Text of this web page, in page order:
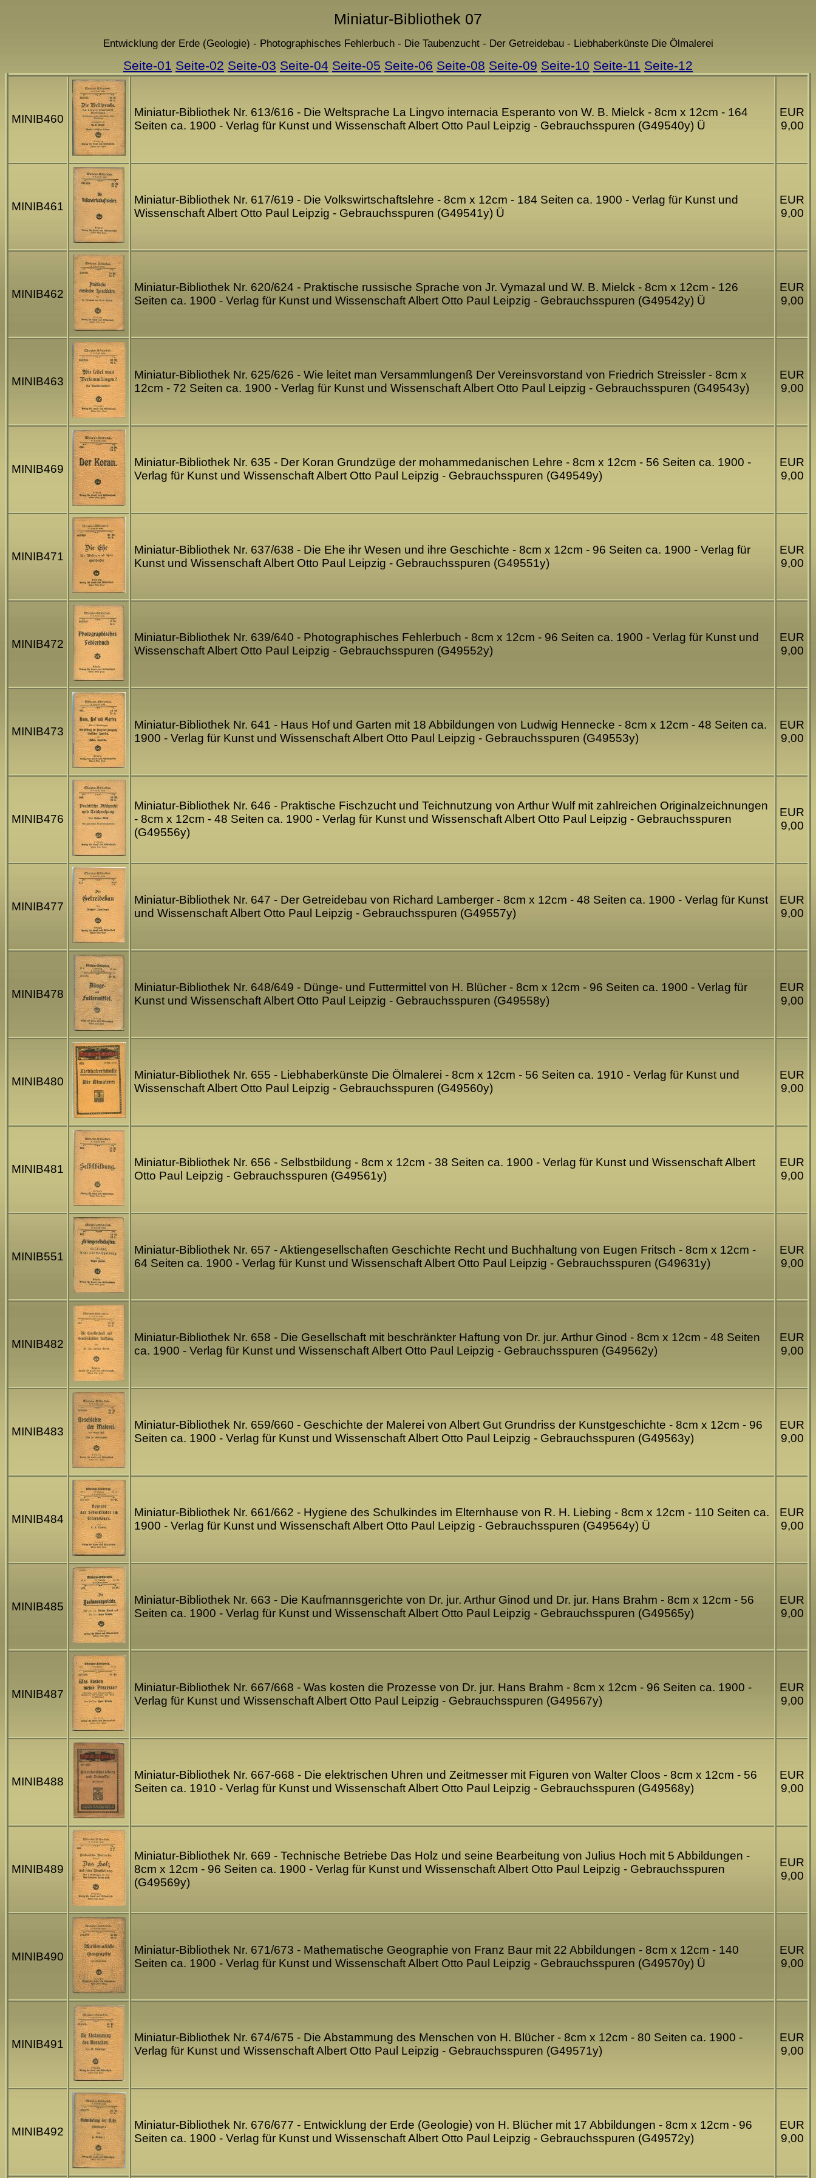
Miniatur-Bibliothek 07
Entwicklung der Erde (Geologie) - Photographisches Fehlerbuch - Die Taubenzucht - Der Getreidebau - Liebhaberkünste Die Ölmalerei
Seite-01 Seite-02 Seite-03 Seite-04 Seite-05 Seite-06 Seite-08 Seite-09 Seite-10 Seite-11 Seite-12
MINIB460
Miniatur-Bibliothek Nr. 613/616 - Die Weltsprache La Lingvo internacia Esperanto von W. B. Mielck - 8cm x 12cm - 164
Seiten ca. 1900 - Verlag für Kunst und Wissenschaft Albert Otto Paul Leipzig - Gebrauchsspuren (G49540y) Ü
EUR
9,00
MINIB461
Miniatur-Bibliothek Nr. 617/619 - Die Volkswirtschaftslehre - 8cm x 12cm - 184 Seiten ca. 1900 - Verlag für Kunst und
Wissenschaft Albert Otto Paul Leipzig - Gebrauchsspuren (G49541y) Ü
EUR
9,00
MINIB462
Miniatur-Bibliothek Nr. 620/624 - Praktische russische Sprache von Jr. Vymazal und W. B. Mielck - 8cm x 12cm - 126
Seiten ca. 1900 - Verlag für Kunst und Wissenschaft Albert Otto Paul Leipzig - Gebrauchsspuren (G49542y) Ü
EUR
9,00
MINIB463
Miniatur-Bibliothek Nr. 625/626 - Wie leitet man Versammlungenß Der Vereinsvorstand von Friedrich Streissler - 8cm x
12cm - 72 Seiten ca. 1900 - Verlag für Kunst und Wissenschaft Albert Otto Paul Leipzig - Gebrauchsspuren (G49543y)
EUR
9,00
MINIB469
Miniatur-Bibliothek Nr. 635 - Der Koran Grundzüge der mohammedanischen Lehre - 8cm x 12cm - 56 Seiten ca. 1900 -
Verlag für Kunst und Wissenschaft Albert Otto Paul Leipzig - Gebrauchsspuren (G49549y)
EUR
9,00
MINIB471
Miniatur-Bibliothek Nr. 637/638 - Die Ehe ihr Wesen und ihre Geschichte - 8cm x 12cm - 96 Seiten ca. 1900 - Verlag für
Kunst und Wissenschaft Albert Otto Paul Leipzig - Gebrauchsspuren (G49551y)
EUR
9,00
MINIB472
Miniatur-Bibliothek Nr. 639/640 - Photographisches Fehlerbuch - 8cm x 12cm - 96 Seiten ca. 1900 - Verlag für Kunst und
Wissenschaft Albert Otto Paul Leipzig - Gebrauchsspuren (G49552y)
EUR
9,00
MINIB473
Miniatur-Bibliothek Nr. 641 - Haus Hof und Garten mit 18 Abbildungen von Ludwig Hennecke - 8cm x 12cm - 48 Seiten ca.
1900 - Verlag für Kunst und Wissenschaft Albert Otto Paul Leipzig - Gebrauchsspuren (G49553y)
EUR
9,00
MINIB476
Miniatur-Bibliothek Nr. 646 - Praktische Fischzucht und Teichnutzung von Arthur Wulf mit zahlreichen Originalzeichnungen
- 8cm x 12cm - 48 Seiten ca. 1900 - Verlag für Kunst und Wissenschaft Albert Otto Paul Leipzig - Gebrauchsspuren
(G49556y)
EUR
9,00
MINIB477
Miniatur-Bibliothek Nr. 647 - Der Getreidebau von Richard Lamberger - 8cm x 12cm - 48 Seiten ca. 1900 - Verlag für Kunst
und Wissenschaft Albert Otto Paul Leipzig - Gebrauchsspuren (G49557y)
EUR
9,00
MINIB478
Miniatur-Bibliothek Nr. 648/649 - Dünge- und Futtermittel von H. Blücher - 8cm x 12cm - 96 Seiten ca. 1900 - Verlag für
Kunst und Wissenschaft Albert Otto Paul Leipzig - Gebrauchsspuren (G49558y)
EUR
9,00
MINIB480
Miniatur-Bibliothek Nr. 655 - Liebhaberkünste Die Ölmalerei - 8cm x 12cm - 56 Seiten ca. 1910 - Verlag für Kunst und
Wissenschaft Albert Otto Paul Leipzig - Gebrauchsspuren (G49560y)
EUR
9,00
MINIB481
Miniatur-Bibliothek Nr. 656 - Selbstbildung - 8cm x 12cm - 38 Seiten ca. 1900 - Verlag für Kunst und Wissenschaft Albert
Otto Paul Leipzig - Gebrauchsspuren (G49561y)
EUR
9,00
MINIB551
Miniatur-Bibliothek Nr. 657 - Aktiengesellschaften Geschichte Recht und Buchhaltung von Eugen Fritsch - 8cm x 12cm -
64 Seiten ca. 1900 - Verlag für Kunst und Wissenschaft Albert Otto Paul Leipzig - Gebrauchsspuren (G49631y)
EUR
9,00
MINIB482
Miniatur-Bibliothek Nr. 658 - Die Gesellschaft mit beschränkter Haftung von Dr. jur. Arthur Ginod - 8cm x 12cm - 48 Seiten
ca. 1900 - Verlag für Kunst und Wissenschaft Albert Otto Paul Leipzig - Gebrauchsspuren (G49562y)
EUR
9,00
MINIB483
Miniatur-Bibliothek Nr. 659/660 - Geschichte der Malerei von Albert Gut Grundriss der Kunstgeschichte - 8cm x 12cm - 96
Seiten ca. 1900 - Verlag für Kunst und Wissenschaft Albert Otto Paul Leipzig - Gebrauchsspuren (G49563y)
EUR
9,00
MINIB484
Miniatur-Bibliothek Nr. 661/662 - Hygiene des Schulkindes im Elternhause von R. H. Liebing - 8cm x 12cm - 110 Seiten ca.
1900 - Verlag für Kunst und Wissenschaft Albert Otto Paul Leipzig - Gebrauchsspuren (G49564y) Ü
EUR
9,00
MINIB485
Miniatur-Bibliothek Nr. 663 - Die Kaufmannsgerichte von Dr. jur. Arthur Ginod und Dr. jur. Hans Brahm - 8cm x 12cm - 56
Seiten ca. 1900 - Verlag für Kunst und Wissenschaft Albert Otto Paul Leipzig - Gebrauchsspuren (G49565y)
EUR
9,00
MINIB487
Miniatur-Bibliothek Nr. 667/668 - Was kosten die Prozesse von Dr. jur. Hans Brahm - 8cm x 12cm - 96 Seiten ca. 1900 -
Verlag für Kunst und Wissenschaft Albert Otto Paul Leipzig - Gebrauchsspuren (G49567y)
EUR
9,00
MINIB488
Miniatur-Bibliothek Nr. 667-668 - Die elektrischen Uhren und Zeitmesser mit Figuren von Walter Cloos - 8cm x 12cm - 56
Seiten ca. 1910 - Verlag für Kunst und Wissenschaft Albert Otto Paul Leipzig - Gebrauchsspuren (G49568y)
EUR
9,00
MINIB489
Miniatur-Bibliothek Nr. 669 - Technische Betriebe Das Holz und seine Bearbeitung von Julius Hoch mit 5 Abbildungen -
8cm x 12cm - 96 Seiten ca. 1900 - Verlag für Kunst und Wissenschaft Albert Otto Paul Leipzig - Gebrauchsspuren
(G49569y)
EUR
9,00
MINIB490
Miniatur-Bibliothek Nr. 671/673 - Mathematische Geographie von Franz Baur mit 22 Abbildungen - 8cm x 12cm - 140
Seiten ca. 1900 - Verlag für Kunst und Wissenschaft Albert Otto Paul Leipzig - Gebrauchsspuren (G49570y) Ü
EUR
9,00
MINIB491
Miniatur-Bibliothek Nr. 674/675 - Die Abstammung des Menschen von H. Blücher - 8cm x 12cm - 80 Seiten ca. 1900 -
Verlag für Kunst und Wissenschaft Albert Otto Paul Leipzig - Gebrauchsspuren (G49571y)
EUR
9,00
MINIB492
Miniatur-Bibliothek Nr. 676/677 - Entwicklung der Erde (Geologie) von H. Blücher mit 17 Abbildungen - 8cm x 12cm - 96
Seiten ca. 1900 - Verlag für Kunst und Wissenschaft Albert Otto Paul Leipzig - Gebrauchsspuren (G49572y)
EUR
9,00